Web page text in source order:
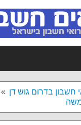
חשבון בדרום גוש דן
משה